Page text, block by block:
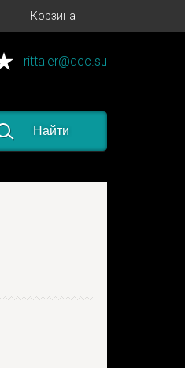
Корзина
rittaler@dcc.su
Найти